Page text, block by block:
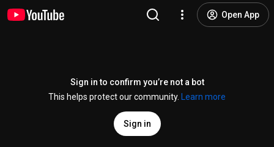
Open App
Sign in to confirm you’re not a bot
This helps protect our community.
Learn more
Sign in